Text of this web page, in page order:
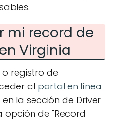
mi record de
Virginia
registro de
al portal en línea
en la sección de Driver
opción de "Record